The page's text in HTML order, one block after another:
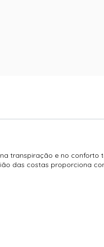
transpiração e no conforto
das costas proporciona